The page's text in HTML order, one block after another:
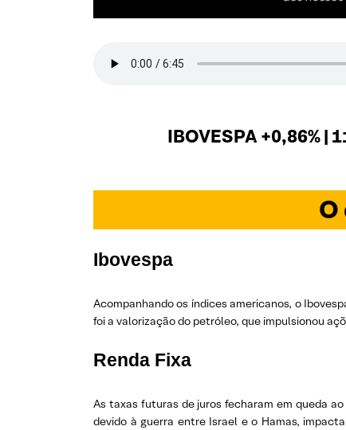
IBOVESPA +0,86% |
O
Ibovespa
Acompanhando os índices americanos, o
foi a valorização do petróleo, que impulsionou
Renda Fixa
As taxas futuras de juros fecharam em queda
devido à guerra entre Israel e o Hamas,